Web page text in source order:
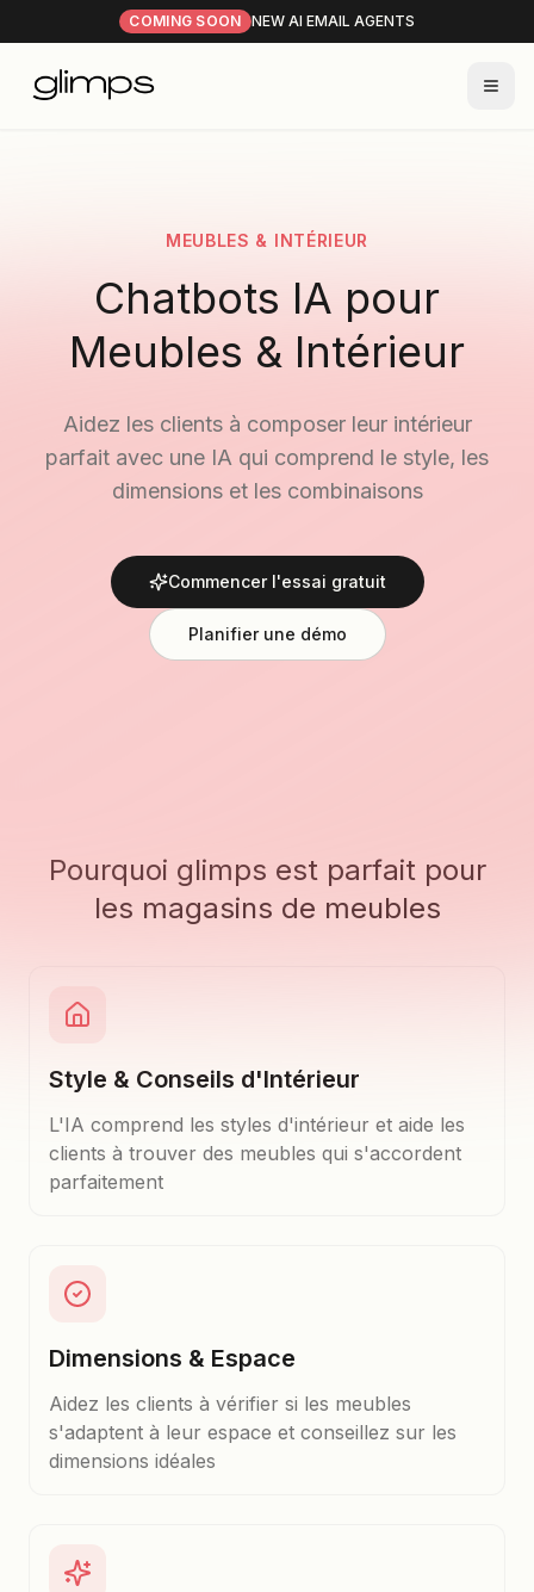
COMING SOON NEW AI EMAIL AGENTS
MEUBLES & INTÉRIEUR
Chatbots IA pour
Meubles & Intérieur
Aidez les clients à composer leur intérieur
parfait avec une IA qui comprend le style, les
dimensions et les combinaisons
Commencer l'essai gratuit
Planifier une démo
Pourquoi glimps est parfait pour
les magasins de meubles
Style & Conseils d'Intérieur
L'IA comprend les styles d'intérieur et aide les
clients à trouver des meubles qui s'accordent
parfaitement
Dimensions & Espace
Aidez les clients à vérifier si les meubles
s'adaptent à leur espace et conseillez sur les
dimensions idéales